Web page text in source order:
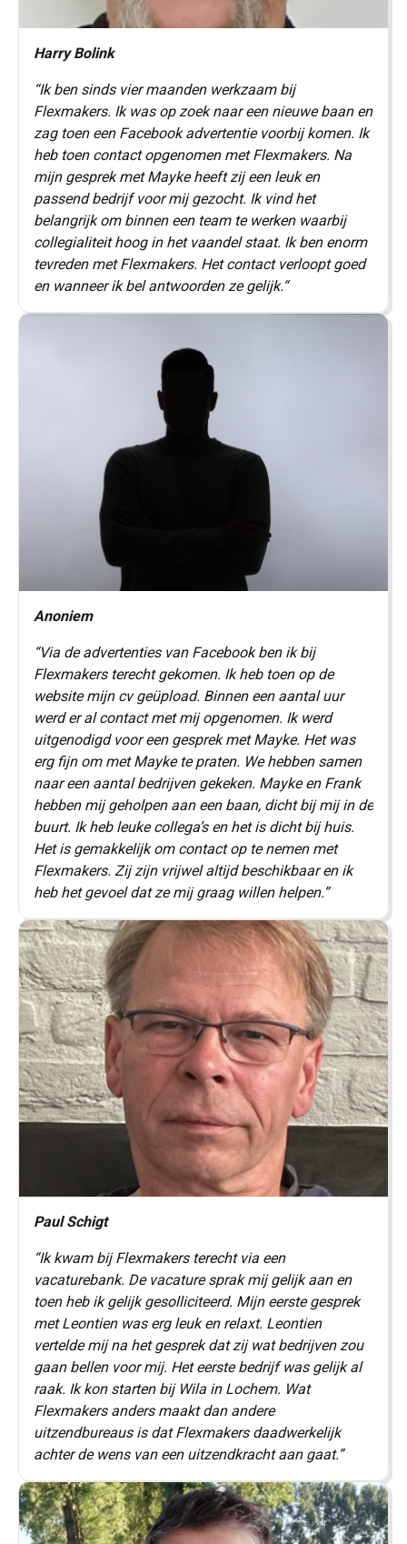
Harry Bolink
“Ik ben sinds vier maanden werkzaam bij
Flexmakers. Ik was op zoek naar een nieuwe baan en
zag toen een Facebook advertentie voorbij komen. Ik
heb toen contact opgenomen met Flexmakers. Na
mijn gesprek met Mayke heeft zij een leuk en
passend bedrijf voor mij gezocht. Ik vind het
belangrijk om binnen een team te werken waarbij
collegialiteit hoog in het vaandel staat. Ik ben enorm
tevreden met Flexmakers. Het contact verloopt goed
en wanneer ik bel antwoorden ze gelijk.“
Anoniem
“Via de advertenties van Facebook ben ik bij
Flexmakers terecht gekomen. Ik heb toen op de
website mijn cv geüpload. Binnen een aantal uur
werd er al contact met mij opgenomen. Ik werd
uitgenodigd voor een gesprek met Mayke. Het was
erg fijn om met Mayke te praten. We hebben samen
naar een aantal bedrijven gekeken. Mayke en Frank
hebben mij geholpen aan een baan, dicht bij mij in de
buurt. Ik heb leuke collega’s en het is dicht bij huis.
Het is gemakkelijk om contact op te nemen met
Flexmakers. Zij zijn vrijwel altijd beschikbaar en ik
heb het gevoel dat ze mij graag willen helpen.”
Paul Schigt
“Ik kwam bij Flexmakers terecht via een
vacaturebank. De vacature sprak mij gelijk aan en
toen heb ik gelijk gesolliciteerd. Mijn eerste gesprek
met Leontien was erg leuk en relaxt. Leontien
vertelde mij na het gesprek dat zij wat bedrijven zou
gaan bellen voor mij. Het eerste bedrijf was gelijk al
raak. Ik kon starten bij Wila in Lochem. Wat
Flexmakers anders maakt dan andere
uitzendbureaus is dat Flexmakers daadwerkelijk
achter de wens van een uitzendkracht aan gaat.”